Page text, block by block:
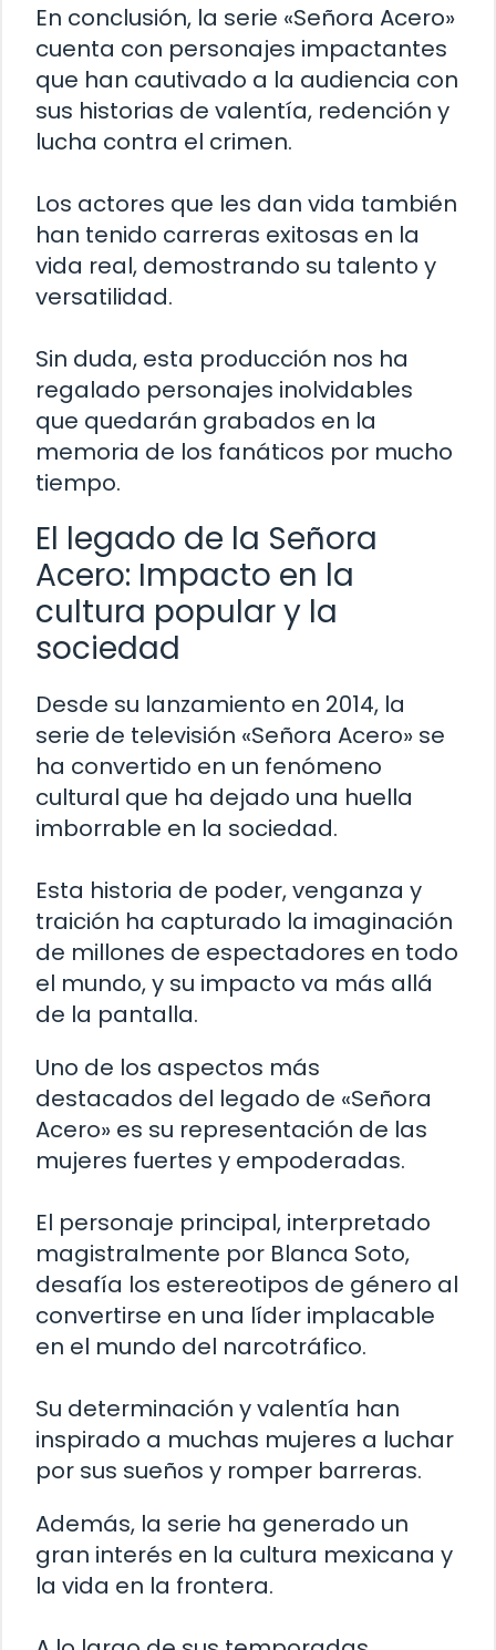
En conclusión, la serie «Señora Acero»
cuenta con personajes impactantes
que han cautivado a la audiencia con
sus historias de valentía, redención y
lucha contra el crimen.
Los actores que les dan vida también
han tenido carreras exitosas en la
vida real, demostrando su talento y
versatilidad.
Sin duda, esta producción nos ha
regalado personajes inolvidables
que quedarán grabados en la
memoria de los fanáticos por mucho
tiempo.
El legado de la Señora
Acero: Impacto en la
cultura popular y la
sociedad
Desde su lanzamiento en 2014, la
serie de televisión «Señora Acero» se
ha convertido en un fenómeno
cultural que ha dejado una huella
imborrable en la sociedad.
Esta historia de poder, venganza y
traición ha capturado la imaginación
de millones de espectadores en todo
el mundo, y su impacto va más allá
de la pantalla.
Uno de los aspectos más
destacados del legado de «Señora
Acero» es su representación de las
mujeres fuertes y empoderadas.
El personaje principal, interpretado
magistralmente por Blanca Soto,
desafía los estereotipos de género al
convertirse en una líder implacable
en el mundo del narcotráfico.
Su determinación y valentía han
inspirado a muchas mujeres a luchar
por sus sueños y romper barreras.
Además, la serie ha generado un
gran interés en la cultura mexicana y
la vida en la frontera.